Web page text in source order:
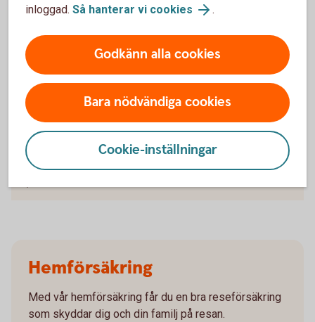
Förlängt reseskydd - resor över 45 dagar
Reseförsäkring via ditt kort
Kroniskt eller allvarligt sjuk
Om du är gravid
Anmäl skada
Hemförsäkring
Med vår hemförsäkring får du en bra reseförsäkring
som skyddar dig och din familj på resan.
inloggad. Så hanterar vi cookies .
Godkänn alla cookies
Bara nödvändiga cookies
Cookie-inställningar